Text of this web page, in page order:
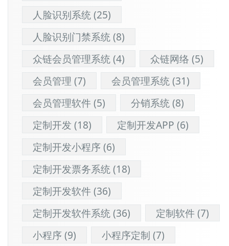
人脸识别系统(25)
人脸识别门禁系统(8)
众链会员管理系统(4) 众链网络 (5)
会员管理 (7) 会员管理系统(31)
会员管理软件(5) 分销系统(8)
定制开发 (18) 定制开发APP (6)
定制开发小程序(6)
定制开发票务系统(18)
定制开发软件(36)
定制开发软件系统(36) 定制软件(7)
小程序(9) 小程序定制 (7)